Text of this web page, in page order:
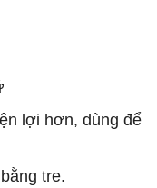
lợi hơn, dùng để
tre.